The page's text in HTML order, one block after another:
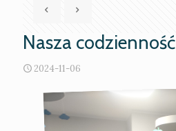
Nasza codzienność
2024-11-06